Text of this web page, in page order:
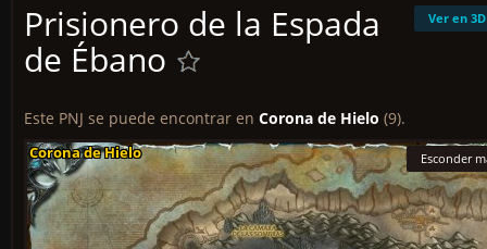
Ver en 3D
Prisionero de la Espada
de Ébano
Este PNJ se puede encontrar en Corona de Hielo (9).
Esconder
Corona de Hielo
Corona de Hielo
Corona de Hielo
Corona de Hielo
Corona de Hielo
Corona de Hielo
Corona de Hielo
Corona de Hielo
Corona de Hielo